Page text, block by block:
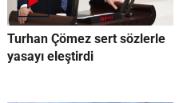
Turhan Çömez sert sözlerle
yasayı eleştirdi